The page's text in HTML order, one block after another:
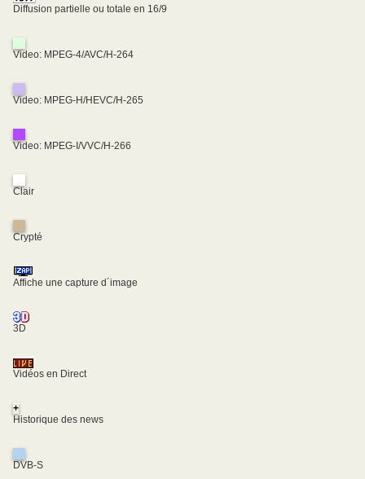
Diffusion partielle ou totale en 16/9
Video: MPEG-4/AVC/H-264
Video: MPEG-H/HEVC/H-265
Video: MPEG-I/VVC/H-266
Clair
Crypté
Affiche une capture d´image
3D
Vidéos en Direct
+
Historique des news
DVB-S